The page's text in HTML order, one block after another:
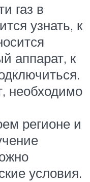
газ в
узнать, к
аппарат, к
необходимо
регионе и
условия.